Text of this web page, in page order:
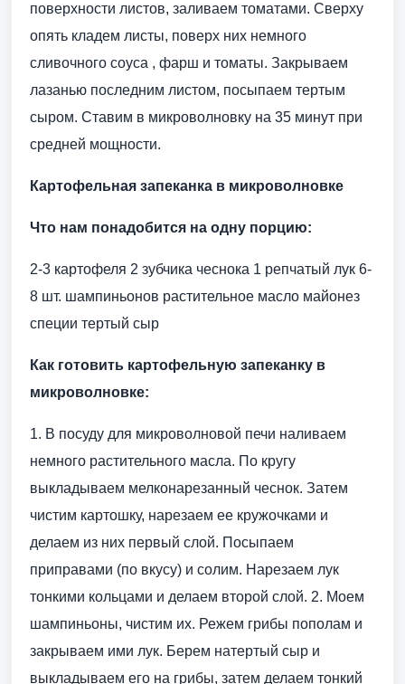
поверхности листов, заливаем томатами. Сверху
опять кладем листы, поверх них немного
сливочного соуса , фарш и томаты. Закрываем
лазанью последним листом, посыпаем тертым
сыром. Ставим в микроволновку на 35 минут при
средней мощности.
Картофельная запеканка в микроволновке
Что нам понадобится на одну порцию:
2-3 картофеля 2 зубчика чеснока 1 репчатый лук 6-
8 шт. шампиньонов растительное масло майонез
специи тертый сыр
Как готовить картофельную запеканку в
микроволновке:
1. В посуду для микроволновой печи наливаем
немного растительного масла. По кругу
выкладываем мелконарезанный чеснок. Затем
чистим картошку, нарезаем ее кружочками и
делаем из них первый слой. Посыпаем
приправами (по вкусу) и солим. Нарезаем лук
тонкими кольцами и делаем второй слой. 2. Моем
шампиньоны, чистим их. Режем грибы пополам и
закрываем ими лук. Берем натертый сыр и
выкладываем его на грибы, затем делаем тонкий